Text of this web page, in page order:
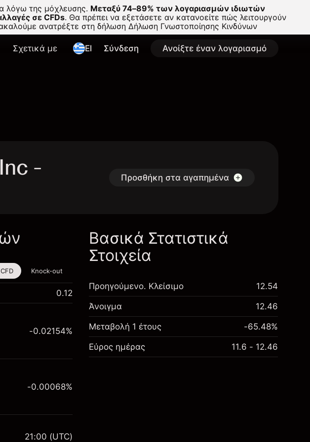
λόγω της μόχλευσης. Μεταξύ 74–89% των λογαριασμών ιδιωτών
σε CFDs. Θα πρέπει να εξετάσετε αν κατανοείτε πώς λειτουργούν
ανατρέξτε στη δήλωση Δήλωση Γνωστοποίησης Κινδύνων
Σχετικά με El Σύνδεση Ανοίξτε έναν λογαριασμό
- Προσθήκη στα αγαπημένα
εργαλείο είναι
μέσω CFDs και
με:
CFD Knock-out
0.12
-0.02154%
-0.00068%
21:00 (UTC)
Βασικά Στατιστικά
Στοιχεία
Προηγούμενο. Κλείσιμο 12.54
Άνοιγμα 12.46
Μεταβολή 1 έτους -65.48%
Εύρος ημέρας 11.6 - 12.46